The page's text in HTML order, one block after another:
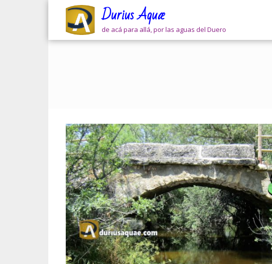
Durius Aquæ
de acá para allá, por las aguas del Duero